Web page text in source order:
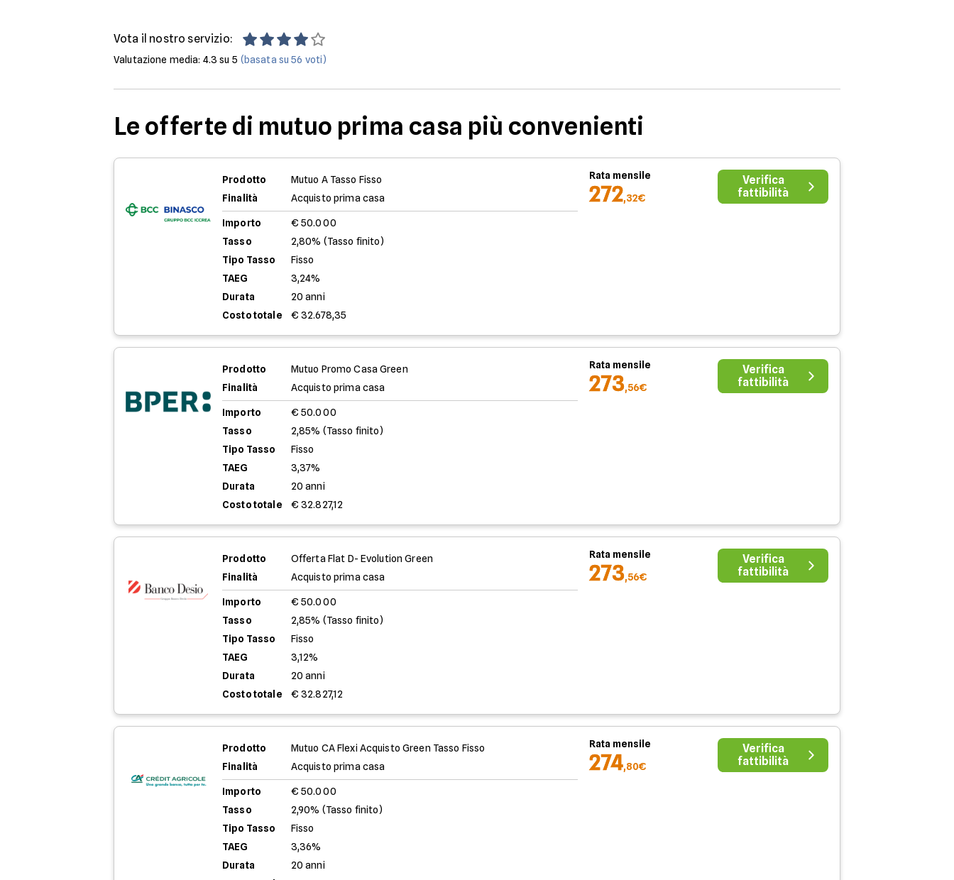
Vota il nostro servizio:
Valutazione media: 4.3 su 5 (basata su56 voti)
Le offerte di mutuo prima casa più convenienti
Prodotto
Mutuo A Tasso Fisso
Finalità
Acquisto prima casa
Importo
€ 50.000
Tasso
2,80% (Tasso finito)
Tipo Tasso
Fisso
TAEG
3,24%
Durata
20 anni
Costo totale
€ 32.678,35
Rata mensile
272,32€
Verifica
fattibilità
Prodotto
Mutuo Promo Casa Green
Finalità
Acquisto prima casa
Importo
€ 50.000
Tasso
2,85% (Tasso finito)
Tipo Tasso
Fisso
TAEG
3,37%
Durata
20 anni
Costo totale
€ 32.827,12
Rata mensile
273,56€
Verifica
fattibilità
Prodotto
Offerta Flat D- Evolution Green
Finalità
Acquisto prima casa
Importo
€ 50.000
Tasso
2,85% (Tasso finito)
Tipo Tasso
Fisso
TAEG
3,12%
Durata
20 anni
Costo totale
€ 32.827,12
Rata mensile
273,56€
Verifica
fattibilità
Prodotto
Mutuo CA Flexi Acquisto Green Tasso Fisso
Finalità
Acquisto prima casa
Importo
€ 50.000
Tasso
2,90% (Tasso finito)
Tipo Tasso
Fisso
TAEG
3,36%
Durata
20 anni
Rata mensile
274,80€
Verifica
fattibilità